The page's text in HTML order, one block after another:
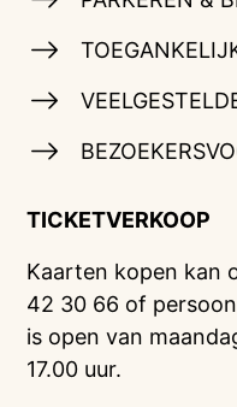
TICKETVERKOOP
Kaarten kopen kan
42 30 66 of
is open van
17.00 uur.